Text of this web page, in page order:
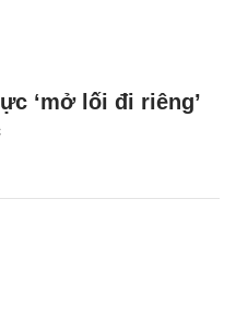
‘mở lối đi riêng’